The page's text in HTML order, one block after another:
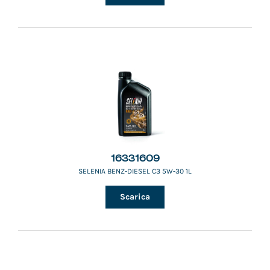
16331609
SELENIA BENZ-DIESEL C3 5W-30 1L
Scarica